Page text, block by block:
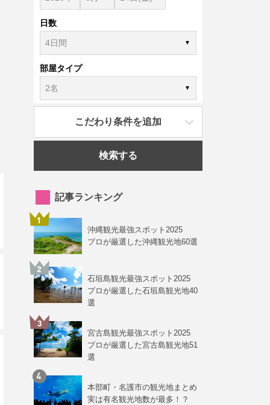
日数
部屋タイプ
こだわり条件を追加
検索する
記事ランキング
沖縄観光最強スポット2025
プロが厳選した沖縄観光地60選
石垣島観光最強スポット2025
プロが厳選した石垣島観光地40
選
宮古島観光最強スポット2025
プロが厳選した宮古島観光地51
選
本部町・名護市の観光地まとめ
実は有名観光地数が最多！？